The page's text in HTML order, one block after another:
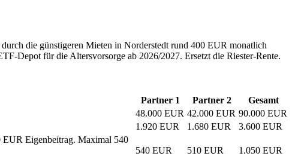
die günstigeren Mieten in Norderstedt rund 400 EUR monatlich
Depot für die Altersvorsorge ab 2026/2027. Ersetzt die Riester-Rente.
Partner 1 Partner 2
Gesamt
48.000 EUR 42.000 EUR 90.000 EUR
1.920 EUR 1.680 EUR
3.600 EUR
EUR Eigenbeitrag. Maximal 540
540 EUR 510 EUR 1.050 EUR